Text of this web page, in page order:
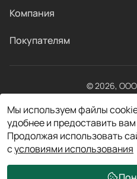
Получить
Оставьте свои контактные
свяжутся с вами для
Наш менеджер свяжется с
Категории товаров
Готовые системы
Компания
О компании
Новости
Покупателям
Личный кабинет
© 2026, ООО
Все права
Договор
Политика
Мы используем файлы
удобнее и предоставить
Продолжая использовать
сусловиями использования